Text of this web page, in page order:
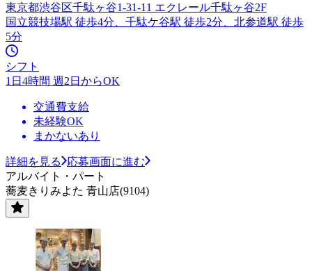
東京都渋谷区千駄ヶ谷1-31-11 エクレール千駄ヶ谷2F
国立競技場駅 徒歩4分、千駄ケ谷駅 徒歩2分、北参道駅 徒歩
5分
シフト
1日4時間 週2日からOK
交通費支給
未経験OK
まかないあり
詳細を見る
応募画面に進む
アルバイト・パート
蕎麦きりみよた 青山店(9104)